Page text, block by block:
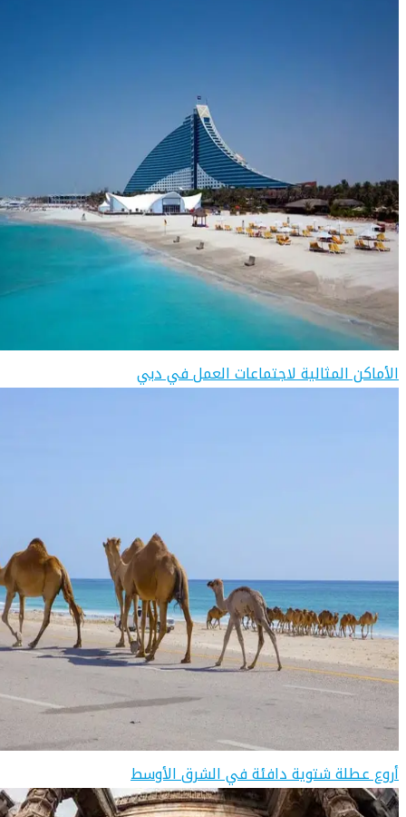
الأماكن المثالية لاجتماعات العمل في دبي
أروع عطلة شتوية دافئة في الشرق الأوسط